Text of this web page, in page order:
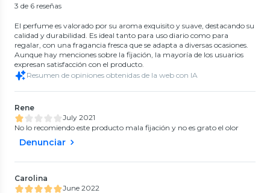
3 de 6 reseñas
El perfume es valorado por su aroma exquisito y suave, destacando su
calidad y durabilidad. Es ideal tanto para uso diario como para
regalar, con una fragancia fresca que se adapta a diversas ocasiones.
Aunque hay menciones sobre la fijación, la mayoría de los usuarios
expresan satisfacción con el producto.
Resumen de opiniones obtenidas de la web con IA
Rene
July 2021
No lo recomiendo este producto mala fijación y no es grato el olor
Denunciar
Carolina
June 2022